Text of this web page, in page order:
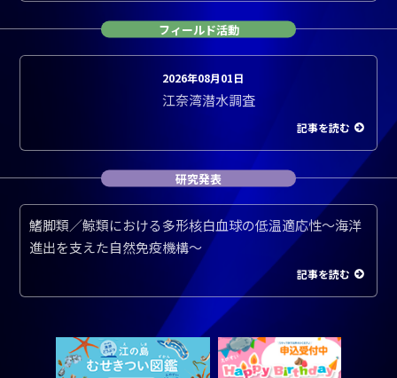
フィールド活動
2026年08月01日
江奈湾潜水調査
記事を読む
研究発表
鰭脚類／鯨類における多形核白血球の低温適応性～海洋
進出を支えた自然免疫機構～
記事を読む